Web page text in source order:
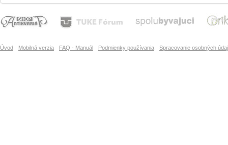
Úvod Mobilná verzia FAQ - Manuál Podmienky používania Spracovanie osobných